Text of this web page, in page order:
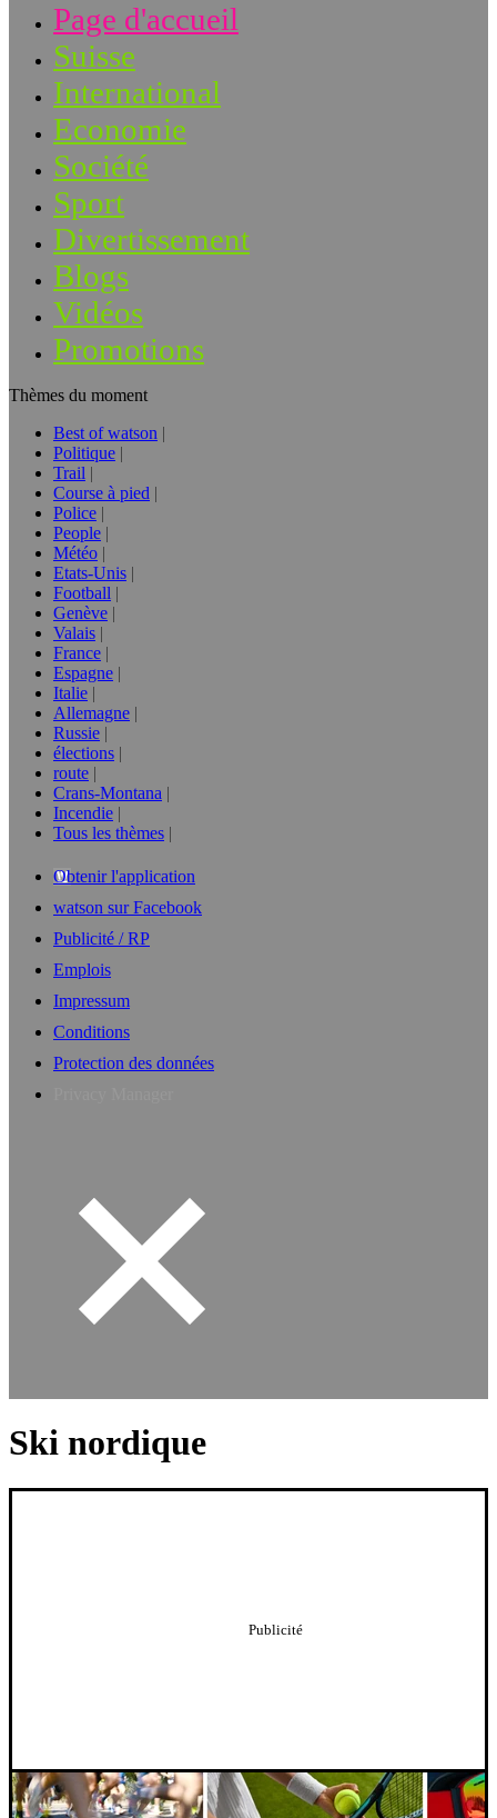
Page d'accueil
Suisse
International
Economie
Société
Sport
Divertissement
Blogs
Vidéos
Promotions
Thèmes du moment
Best of watson
Politique
Trail
Course à pied
Police
People
Météo
Etats-Unis
Football
Genève
Valais
France
Espagne
Italie
Allemagne
Russie
élections
route
Crans-Montana
Incendie
Tous les thèmes
Obtenir l'application
watson sur Facebook
Publicité / RP
Emplois
Impressum
Conditions
Protection des données
Ski nordique